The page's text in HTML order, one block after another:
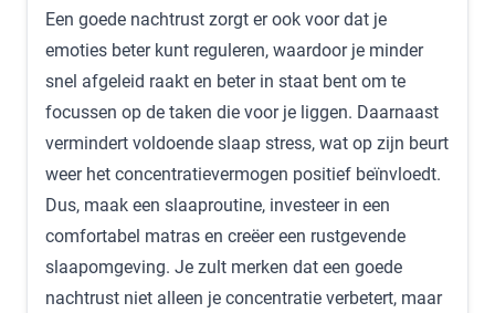
Een goede nachtrust zorgt er ook voor dat je
emoties beter kunt reguleren, waardoor je minder
snel afgeleid raakt en beter in staat bent om te
focussen op de taken die voor je liggen. Daarnaast
vermindert voldoende slaap stress, wat op zijn beurt
weer het concentratievermogen positief beïnvloedt.
Dus, maak een slaaproutine, investeer in een
comfortabel matras en creëer een rustgevende
slaapomgeving. Je zult merken dat een goede
nachtrust niet alleen je concentratie verbetert, maar